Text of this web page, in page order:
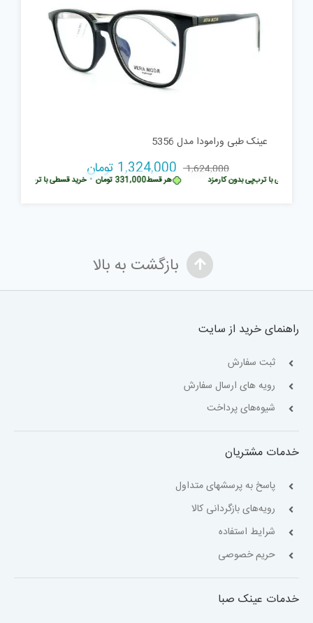
هر قسط331,000تومان • خرید قسطی با ترب‌پی بدون قسطی با ترب‌پی بدون کارمزد
عینک طبی ورامودا مدل 5356
1,624,000
قیمت
اصلی:
1,324,000 تومان
فعلی:
بازگشت به بالا
راهنمای خرید از سایت
ثبت سفارش
رویه های ارسال سفارش
شیوه‌های پرداخت
خدمات مشتریان
پاسخ به پرسشهای متداول
رویه‌های بازگردانی کالا
شرایط استفاده
حریم خصوصی
خدمات عینک صبا